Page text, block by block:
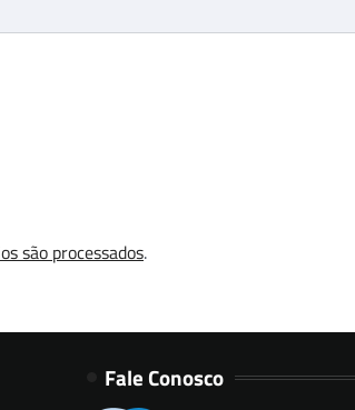
são processados.
Fale Conosco